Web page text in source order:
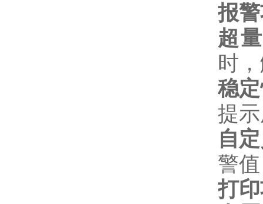
报
超
时
稳
提
自
警
打